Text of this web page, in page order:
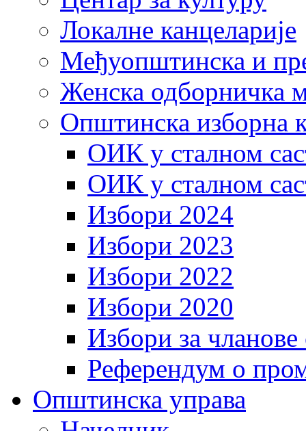
Локалне канцеларије
Међуопштинска и
Женска одборничка
Општинска изборна
ОИК у сталном
ОИК у сталном
Избори 2024
Избори 2023
Избори 2022
Избори 2020
Избори за
Референдум о
Општинска управа